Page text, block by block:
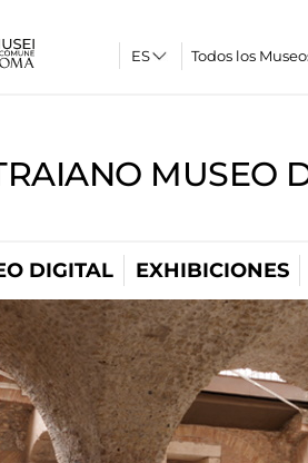
Todos los
MUSEO
DIGITAL EXHIBICIONES